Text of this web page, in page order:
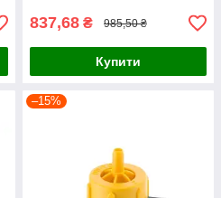
837,68 ₴ 985,50 ₴
Купити
–15%